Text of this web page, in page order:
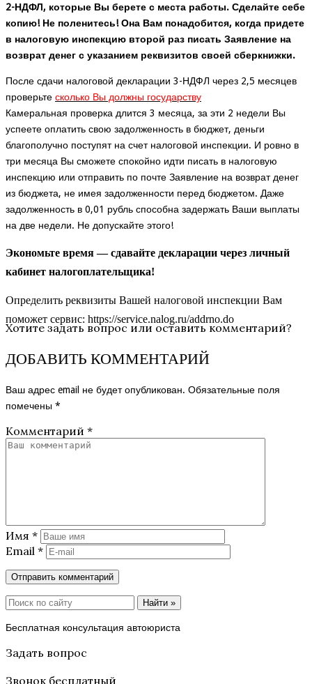
2-НДФЛ, которые Вы берете с места работы. Сделайте себе
копию! Не поленитесь! Она Вам понадобится, когда придете
в налоговую инспекцию второй раз писать Заявление на
возврат денег с указанием реквизитов своей сберкнижки.
После сдачи налоговой декларации 3-НДФЛ через 2,5 месяцев
проверьте сколько Вы должны государству
Камеральная проверка длится 3 месяца, за эти 2 недели Вы
успеете оплатить свою задолженность в бюджет, деньги
благополучно поступят на счет налоговой инспекции. И ровно в
три месяца Вы сможете спокойно идти писать в налоговую
инспекцию или отправить по почте Заявление на возврат денег
из бюджета, не имея задолженности перед бюджетом. Даже
задолженность в 0,01 рубль способна задержать Ваши выплаты
на две недели. Не допускайте этого!
Экономьте время — сдавайте декларации через личный
кабинет налогоплательщика!
Определить реквизиты Вашей налоговой инспекции Вам
поможет сервис: https://service.nalog.ru/addrno.do
Хотите задать вопрос или оставить комментарий?
ДОБАВИТЬ КОММЕНТАРИЙ
Ваш адрес email не будет опубликован. Обязательные поля
помечены *
Комментарий *
Имя *
Email *
Найти »
Бесплатная консультация автоюриста
Задать вопрос
Звонок бесплатный